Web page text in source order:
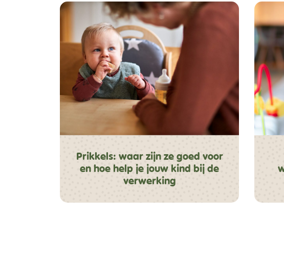
Prikkels: waar zijn ze goed voor
en hoe help je jouw kind bij de
verwerking